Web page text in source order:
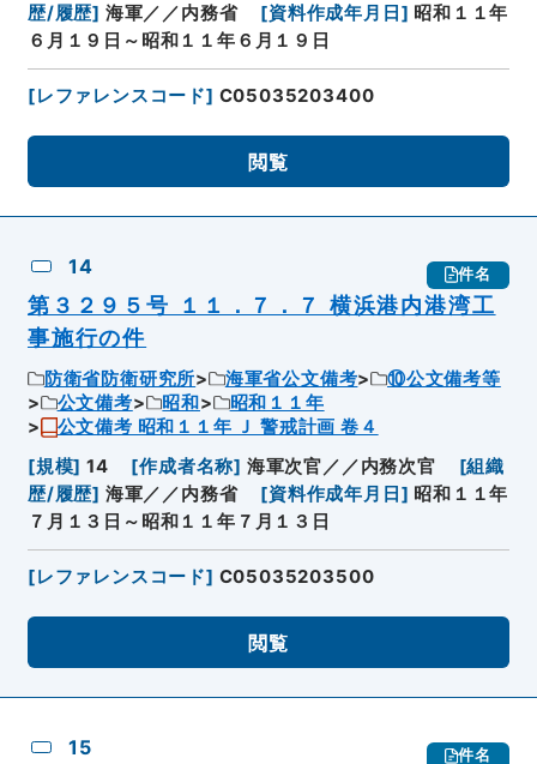
歴/履歴] 海軍／／内務省 [資料作成年月日 ] 昭和１１年
６月１９日～昭和１１年６月１９日
[レファレンスコード] C05035203400
閲覧
14 件名
第３２９５号 １１．７．７ 横浜港内港湾工
事施行の件
防衛省防衛研究所 海軍省公文備考
⑩公文備考等
公文備考
昭和
昭和１１年
公文備考 昭和１１年 Ｊ 警戒計画 卷４
[規模] 14 [作成者名称] 海軍次官／／内務次官 [組織
歴/履歴] 海軍／／内務省 [資料作成年月日 ] 昭和１１年
７月１３日～昭和１１年７月１３日
[レファレンスコード] C05035203500
閲覧
15 件名